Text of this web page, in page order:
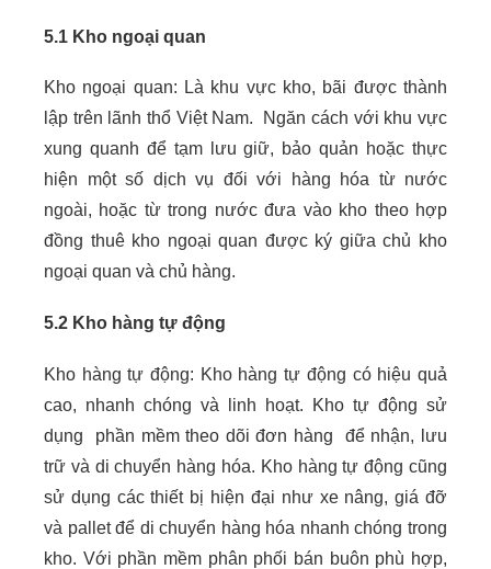
5.1 Kho ngoại quan
Kho ngoại quan: Là khu vực kho, bãi được thành
lập trên lãnh thổ Việt Nam. Ngăn cách với khu vực
xung quanh để tạm lưu giữ, bảo quản hoặc thực
hiện một số dịch vụ đối với hàng hóa từ nước
ngoài, hoặc từ trong nước đưa vào kho theo hợp
đồng thuê kho ngoại quan được ký giữa chủ kho
ngoại quan và chủ hàng.
5.2 Kho hàng tự động
Kho hàng tự động: Kho hàng tự động có hiệu quả
cao, nhanh chóng và linh hoạt. Kho tự động sử
dụng phần mềm theo dõi đơn hàng để nhận, lưu
trữ và di chuyển hàng hóa. Kho hàng tự động cũng
sử dụng các thiết bị hiện đại như xe nâng, giá đỡ
và pallet để di chuyển hàng hóa nhanh chóng trong
kho. Với phần mềm phân phối bán buôn phù hợp,